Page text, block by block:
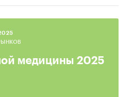
медицины 2025